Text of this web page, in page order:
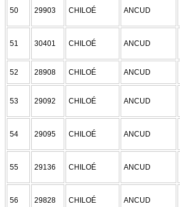
50 29903 CHILOÉ ANCUD
51 30401 CHILOÉ ANCUD
52 28908 CHILOÉ ANCUD
53 29092 CHILOÉ ANCUD
54 29095 CHILOÉ ANCUD
55 29136 CHILOÉ ANCUD
56 29828 CHILOÉ ANCUD